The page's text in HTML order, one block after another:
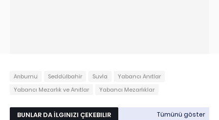
Arıburnu Seddülbahir Suvla
Yabancı Anıtlar
Yabancı Mezarlık ve Anıtlar
Yabancı Mezarlıklar
BUNLAR DA İLGINIZI ÇEKEBILIR Tümünü göster